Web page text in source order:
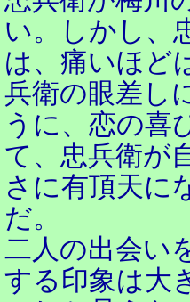
い。しかし、
は、痛いほど
兵衛の眼差し
うに、恋の喜
て、忠兵衛が
さに有頂天に
だ。
二人の出会い
する印象は大